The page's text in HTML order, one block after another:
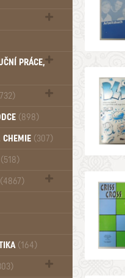
PRÁCE,
(898)
CHEMIE (307)
(518)
(4867)
(510)
(164)